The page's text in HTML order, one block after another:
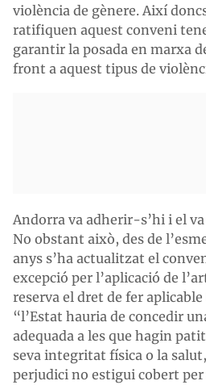
violència de gènere. Així
ratifiquen aquest conveni
garantir la posada en marxa
front a aquest tipus de
Andorra va adherir-s’hi i el
No obstant això, des de
anys s’ha actualitzat el
excepció per l’aplicació de
reserva el dret de fer
“l’Estat hauria de concedir
adequada a les que hagin
seva integritat física o la
perjudici no estigui cobert